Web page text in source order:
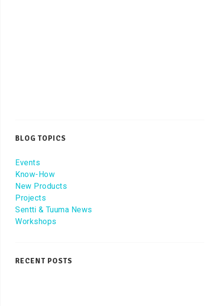
BLOG TOPICS
Events
Know-How
New Products
Projects
Sentti & Tuuma News
Workshops
RECENT POSTS